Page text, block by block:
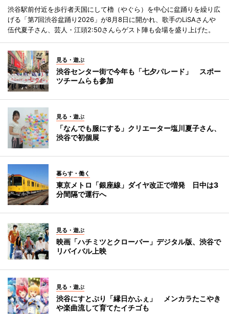
渋谷駅前付近を歩行者天国にして櫓（やぐら）を中心に盆踊りを繰り広
げる「第7回渋谷盆踊り2026」が8月8日に開かれ、歌手のLiSAさんや
伍代夏子さん、芸人・江頭2:50さんらゲスト陣も会場を盛り上げた。
見る・遊ぶ
渋谷センター街で今年も「七夕パレード」 スポー
ツチームらも参加
見る・遊ぶ
「なんでも服にする」クリエーター塩川夏子さん、
渋谷で初個展
暮らす・働く
東京メトロ「銀座線」ダイヤ改正で増発 日中は3
分間隔で運行へ
見る・遊ぶ
映画「ハチミツとクローバー」デジタル版、渋谷で
リバイバル上映
見る・遊ぶ
渋谷にすとぷり「縁日かふぇ」 メンカラたこやき
や楽曲流して育てたイチゴも